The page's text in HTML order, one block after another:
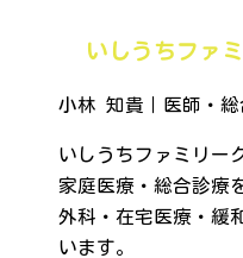
いしうちファ
小林 知貴｜医師・総
いしうちファミリー
家庭医療・総合診療
外科・在宅医療・緩
います。